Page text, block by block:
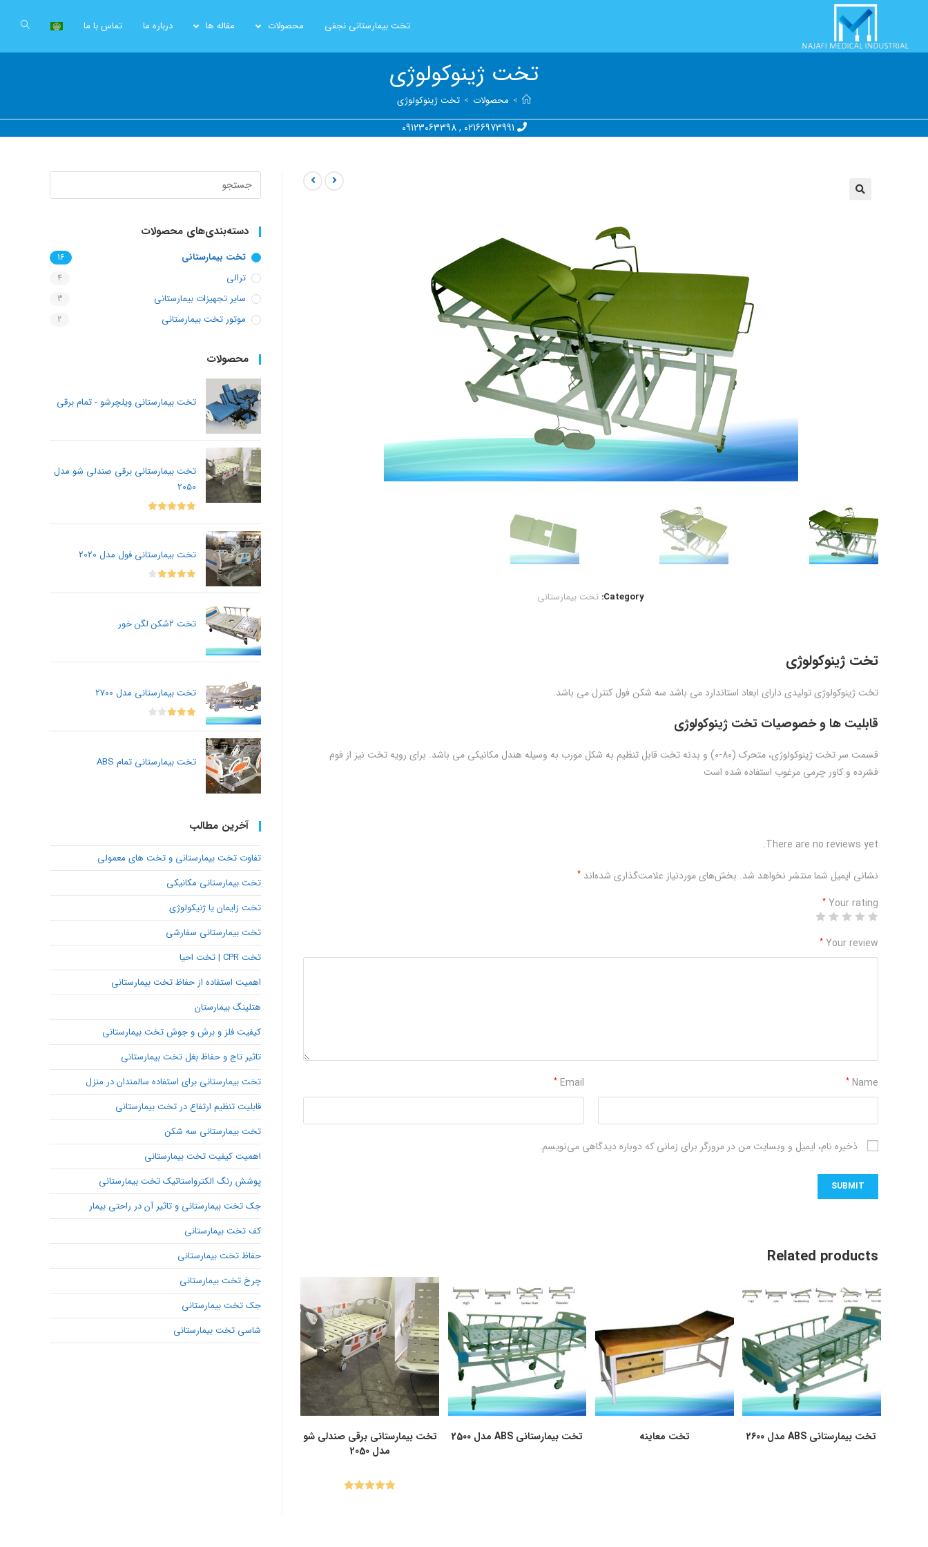
content
تخت بیمارستانی نجفی محصولات مقاله ها درباره ما تماس با ما
تخت ژینوکولوژی
> محصولات > تخت ژینوکولوژی
02166973991
,
09123063398
Category: تخت بیمارستانی
تخت ژینوکولوژی
تخت ژینوکولوژی تولیدی دارای ابعاد استاندارد می باشد سه شکن فول کنترل می باشد.
قابلیت ها و خصوصیات تخت ژینوکولوژی
قسمت سر تخت ژینوکولوژی، متحرک (80-0) و بدنه تخت قابل تنظیم به شکل مورب به وسیله هندل مکانیکی می باشد. برای رویه تخت نیز از فوم
فشرده و کاور چرمی مرغوب استفاده شده است
There are no reviews yet.
نشانی ایمیل شما منتشر نخواهد شد. بخش‌های موردنیاز علامت‌گذاری شده‌اند *
Your rating
*
Your review
*
Name
*
Email
*
ذخیره نام، ایمیل و وبسایت من در مرورگر برای زمانی که دوباره دیدگاهی می‌نویسم.
Related products
تخت بیمارستانی ABS مدل 2600 تخت معاینه تخت بیمارستانی ABS مدل 2500
تخت بیمارستانی برقی صندلی شو
مدل 2050
Search
for:
دسته‌بندی‌های محصولات
تخت بیمارستانی 16
ترالی 4
سایر تجهیزات بیمارستانی 3
موتور تخت بیمارستانی 2
محصولات
تخت بیمارستانی ویلچرشو - تمام برقی
تخت بیمارستانی برقی صندلی شو مدل
2050
تخت بیمارستانی فول مدل 2020
تخت 2شکن لگن خور
تخت بیمارستانی مدل 2700
تخت بیمارستانی تمام ABS
آخرین مطالب
تفاوت تخت بیمارستانی و تخت های معمولی
تخت بیمارستانی مکانیکی
تخت زایمان یا ژنیکولوژی
تخت بیمارستانی سفارشی
تخت CPR | تخت احیا
اهمیت استفاده از حفاظ تخت بیمارستانی
هتلینگ بیمارستان
کیفیت فلز و برش و جوش تخت بیمارستانی
تاثیر تاج و حفاظ بغل تخت بیمارستانی
تخت بیمارستانی برای استفاده سالمندان در منزل
قابلیت تنظیم ارتفاع در تخت بیمارستانی
تخت بیمارستانی سه شکن
اهمیت کیفیت تخت بیمارستانی
پوشش رنگ الکترواستاتیک تخت بیمارستانی
جک تخت بیمارستانی و تاثیر آن در راحتی بیمار
کف تخت بیمارستانی
حفاظ تخت بیمارستانی
چرخ تخت بیمارستانی
جک تخت بیمارستانی
شاسی تخت بیمارستانی